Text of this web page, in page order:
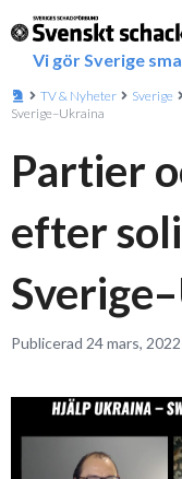
Vi gör Sverige
TV & Nyheter Sverige
Sverige–Ukraina
Partier
efter
Publicerad 24 mars,